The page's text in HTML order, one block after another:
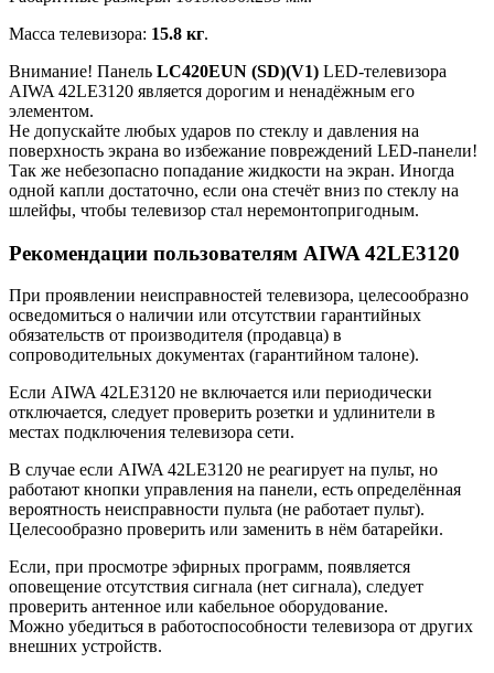
Масса телевизора: 15.8 кг.
Внимание! Панель LC420EUN (SD)(V1) LED-телевизора
AIWA 42LE3120 является дорогим и ненадёжным его
элементом.
Не допускайте любых ударов по стеклу и давления на
поверхность экрана во избежание повреждений LED-панели!
Так же небезопасно попадание жидкости на экран. Иногда
одной капли достаточно, если она стечёт вниз по стеклу на
шлейфы, чтобы телевизор стал неремонтопригодным.
Рекомендации пользователям AIWA 42LE3120
При проявлении неисправностей телевизора, целесообразно
осведомиться о наличии или отсутствии гарантийных
обязательств от производителя (продавца) в
сопроводительных документах (гарантийном талоне).
Если AIWA 42LE3120 не включается или периодически
отключается, следует проверить розетки и удлинители в
местах подключения телевизора сети.
В случае если AIWA 42LE3120 не реагирует на пульт, но
работают кнопки управления на панели, есть определённая
вероятность неисправности пульта (не работает пульт).
Целесообразно проверить или заменить в нём батарейки.
Если, при просмотре эфирных программ, появляется
оповещение отсутствия сигнала (нет сигнала), следует
проверить антенное или кабельное оборудование.
Можно убедиться в работоспособности телевизора от других
внешних устройств.